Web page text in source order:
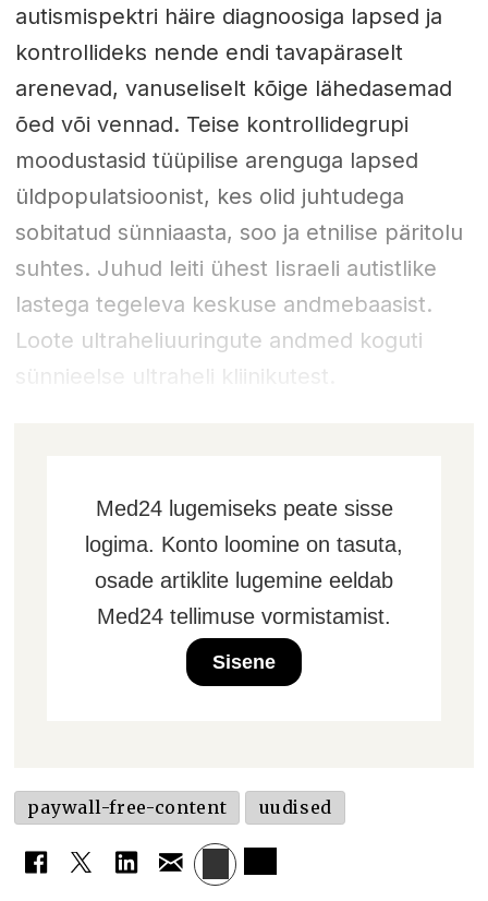
autismispektri häire diagnoosiga lapsed ja
kontrollideks nende endi tavapäraselt
arenevad, vanuseliselt kõige lähedasemad
õed või vennad. Teise kontrollidegrupi
moodustasid tüüpilise arenguga lapsed
üldpopulatsioonist, kes olid juhtudega
sobitatud sünniaasta, soo ja etnilise päritolu
suhtes. Juhud leiti ühest Iisraeli autistlike
lastega tegeleva keskuse andmebaasist.
Loote ultraheliuuringute andmed koguti
sünnieelse ultraheli kliinikutest.
Med24 lugemiseks peate sisse
logima. Konto loomine on tasuta,
osade artiklite lugemine eeldab
Med24 tellimuse vormistamist.
Sisene
paywall-free-content uudised